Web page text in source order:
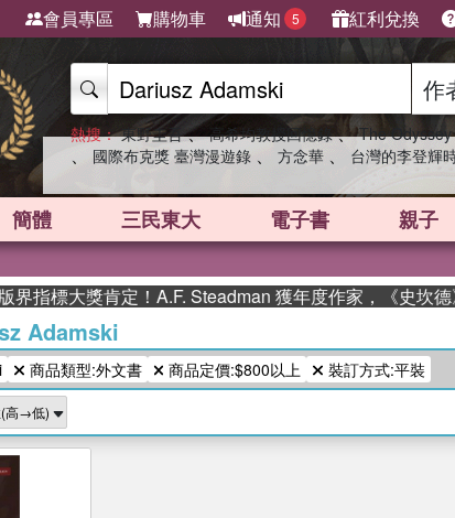
會員專區 購物車 通知 5 紅利兌換
熱搜： 東野圭吾 、 高希均教授回憶錄 、 The Odyssey
、 國際布克獎 臺灣漫遊錄 、 方念華 、 台灣的李登輝
簡體 三民東大 電子書 親子
指標大獎肯定！A.F. Steadman 獲年度作家，《史坎德
Adamski
商品類型:外文書 商品定價:$800以上 裝訂方式:平裝